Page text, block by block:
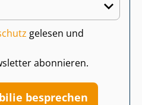
gelesen und
abonnieren.
besprechen